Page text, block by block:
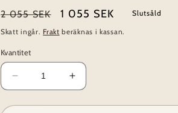
Ordinarie
pris
2 055 SEK Försäljningspris
1 055 SEK Slutsåld
Skatt ingår. Frakt beräknas i kassan.
Kvantitet
Minska
kvantitet
för
Öka
kvantitet
för